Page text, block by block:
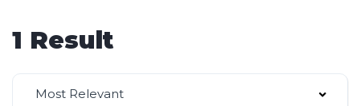
1 Result
Most Relevant